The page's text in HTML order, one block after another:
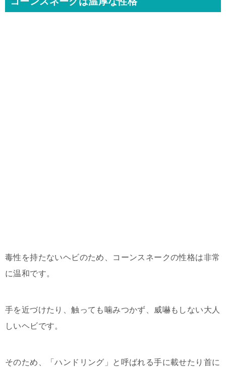
毒性を持たないヘビのため、コーンスネークの性格は非常
に温和です。
手を近づけたり、触っても噛みつかず、威嚇もしない大人
しいヘビです。
そのため、「ハンドリング」と呼ばれる手に載せたり首に